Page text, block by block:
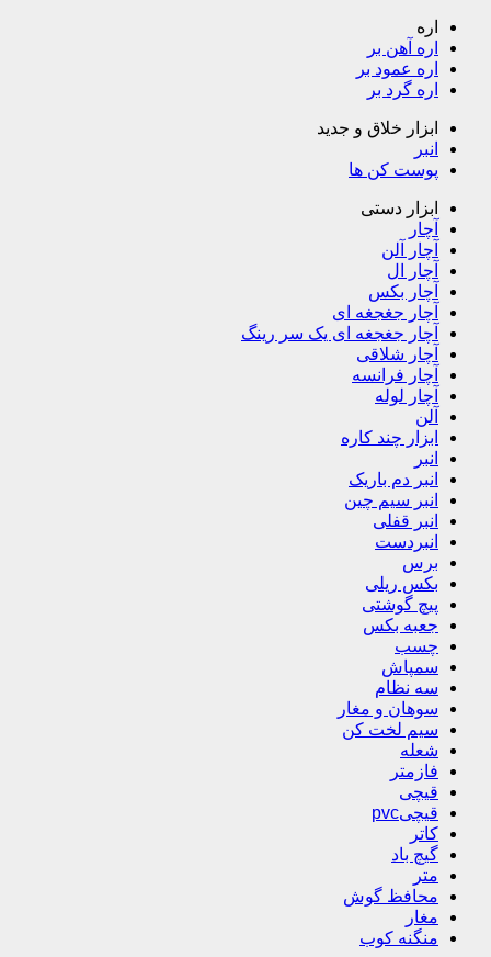
اره
اره آهن بر
اره عمود بر
اره گرد بر
ابزار خلاق و جدید
انبر
پوست کن ها
ابزار دستی
آچار
آچار آلن
آچار ال
آچار بکس
آچار جغجغه ای
آچار جغجغه ای یک سر رینگ
آچار شلاقی
آچار فرانسه
آچار لوله
آلن
ابزار چند کاره
انبر
انبر دم باریک
انبر سیم چین
انبر قفلی
انبردست
برس
بکس ریلی
پیچ گوشتی
جعبه بکس
چسب
سمپاش
سه نظام
سوهان و مغار
سیم لخت کن
شعله
فازمتر
قیچی
قیچیpvc
کاتر
گیچ باد
متر
محافظ گوش
مغار
منگنه کوب